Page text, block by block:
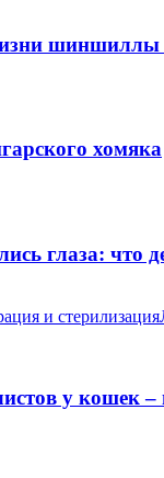
шиншиллы
хомяка
глаза: что
и стерилизация
у кошек –